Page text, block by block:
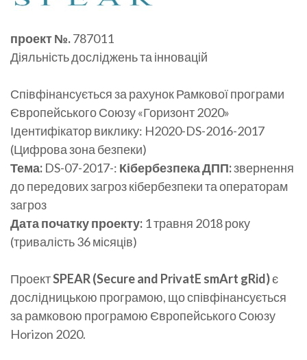
проект №.787011
Діяльність досліджень та інновацій
Співфінансується за рахунок Рамкової програми
Європейського Союзу «Горизонт 2020»
Ідентифікатор виклику: H2020-DS-2016-2017
(Цифрова зона безпеки)
Тема: DS-07-2017-: Кібербезпека ДПП:звернення
до передових загроз кібербезпеки та операторам
загроз
Дата початку проекту: 1 травня 2018 року
(тривалість 36 місяців)
ПроектSPEAR (Secure and PrivatE smArt gRid)є
дослідницькою програмою, що співфінансується
за рамковою програмою Європейського Союзу
Horizon 2020.